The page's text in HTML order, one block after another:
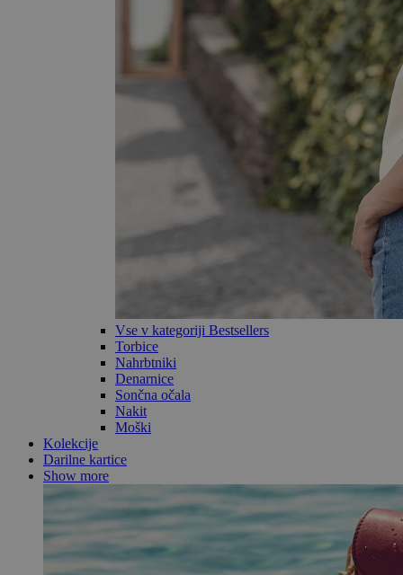
Vse v kategoriji Bestsellers
Torbice
Nahrbtniki
Denarnice
Sončna očala
Nakit
Moški
Kolekcije
Darilne kartice
Show more